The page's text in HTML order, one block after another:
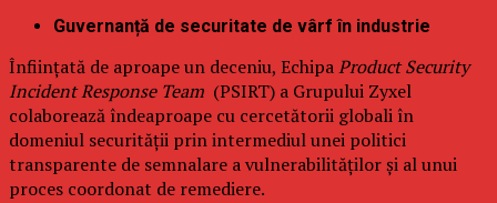
Guvernanță de securitate de vârf în industrie
Înființată de aproape un deceniu, EchipaProduct Security
Incident Response Team (PSIRT) a Grupului Zyxel
colaborează îndeaproape cu cercetătorii globali în
domeniul securității prin intermediul unei politici
transparente de semnalare a vulnerabilităților și al unui
proces coordonat de remediere.